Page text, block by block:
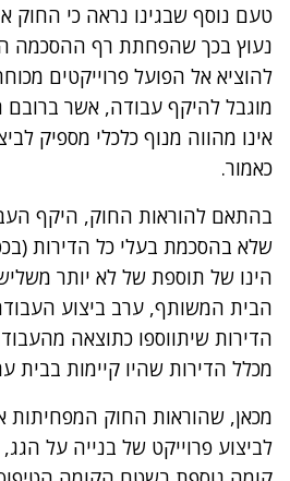
טעם נוסף שבגינו נראה כי החוק
נעוץ בכך שהפחתת רף ההסכמה
להוציא אל הפועל פרוייקטים
מוגבל להיקף עבודה, אשר
אינו מהווה מנוף כלכלי מספיק
כאמור.
בהתאם להוראות החוק, היקף
שלא בהסכמת בעלי כל הדירות
הינו של תוספת של לא יותר
הבית המשותף, ערב ביצוע
הדירות שיתווספו כתוצאה
מכלל הדירות שהיו קיימות בבית
מכאן, שהוראות החוק
לביצוע פרוייקט של בנייה על הגג,